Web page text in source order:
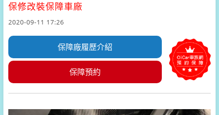
保修改裝保障車廠
2020-09-11 17:26
保障廠履歷介紹
保障預約